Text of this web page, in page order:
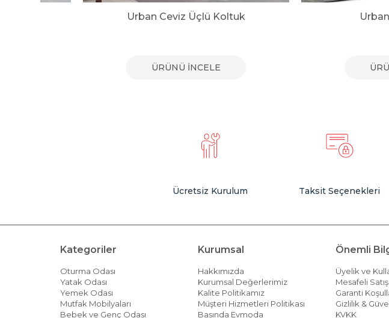
Urban Ceviz Üçlü Koltuk
ÜRÜNÜ İNCELE
Ücretsiz Kurulum Taksit Seçenekleri
Kategoriler
Oturma Odası
Yatak Odası
Yemek Odası
Mutfak Mobilyaları
Bebek ve Genç Odası
Kurumsal
Hakkımızda
Kurumsal Değerlerimiz
Kalite Politikamız
Müşteri Hizmetleri Politikası
Basında Evmoda
Önemli
Üyelik ve
Mesafeli
Garanti
Gizlilik &
KVKK